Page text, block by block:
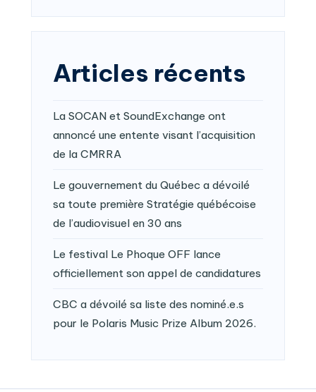
Articles récents
La SOCAN et SoundExchange ont
annoncé une entente visant l’acquisition
de la CMRRA
Le gouvernement du Québec a dévoilé
sa toute première Stratégie québécoise
de l’audiovisuel en 30 ans
Le festival Le Phoque OFF lance
officiellement son appel de candidatures
CBC a dévoilé sa liste des nominé.e.s
pour le Polaris Music Prize Album 2026.